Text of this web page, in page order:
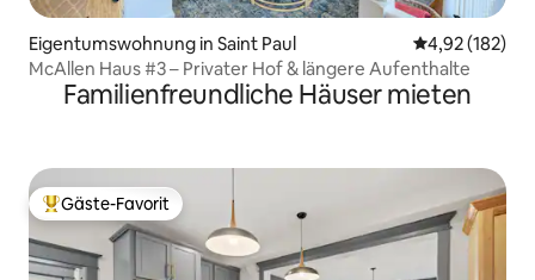
Eigentumswohnung in Saint Paul
4,92 (182)
McAllen Haus #3 – Privater Hof & längere Aufenthalte
Familienfreundliche Häuser mieten
Beliebter Gäste-Favorit.
Gäste-Favorit